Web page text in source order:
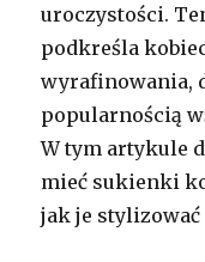
uroczystości.
podkreśla
wyrafinowania,
popularnością
W tym artykule
mieć sukienki
jak je stylizować